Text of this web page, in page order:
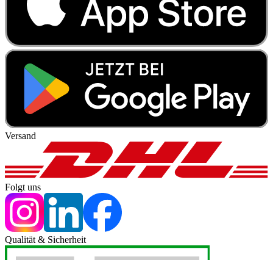
Versand
Folgt uns
Qualität & Sicherheit